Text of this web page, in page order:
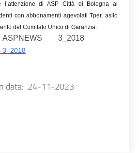
l’attenzione di ASP Città di Bologna al
con abbonamenti agevolati Tper, asilo
del Comitato Unico di Garanzia.
3_2018
3_2018
data: 24-11-2023